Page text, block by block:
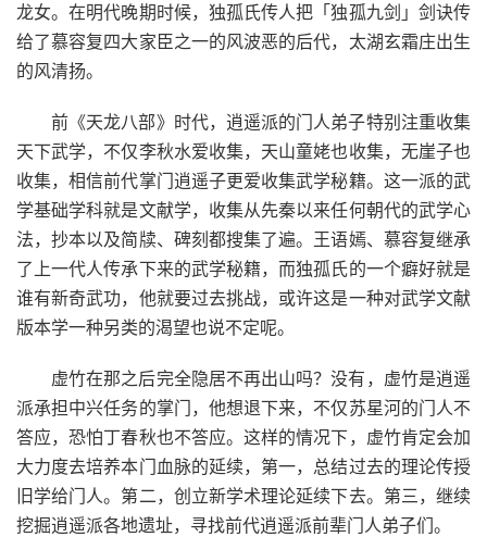
龙女。在明代晚期时候，独孤氏传人把「独孤九剑」剑诀传
给了慕容复四大家臣之一的风波恶的后代，太湖玄霜庄出生
的风清扬。
前《天龙八部》时代，逍遥派的门人弟子特别注重收集
天下武学，不仅李秋水爱收集，天山童姥也收集，无崖子也
收集，相信前代掌门逍遥子更爱收集武学秘籍。这一派的武
学基础学科就是文献学，收集从先秦以来任何朝代的武学心
法，抄本以及简牍、碑刻都搜集了遍。王语嫣、慕容复继承
了上一代人传承下来的武学秘籍，而独孤氏的一个癖好就是
谁有新奇武功，他就要过去挑战，或许这是一种对武学文献
版本学一种另类的渴望也说不定呢。
虚竹在那之后完全隐居不再出山吗？没有，虚竹是逍遥
派承担中兴任务的掌门，他想退下来，不仅苏星河的门人不
答应，恐怕丁春秋也不答应。这样的情况下，虚竹肯定会加
大力度去培养本门血脉的延续，第一，总结过去的理论传授
旧学给门人。第二，创立新学术理论延续下去。第三，继续
挖掘逍遥派各地遗址，寻找前代逍遥派前辈门人弟子们。